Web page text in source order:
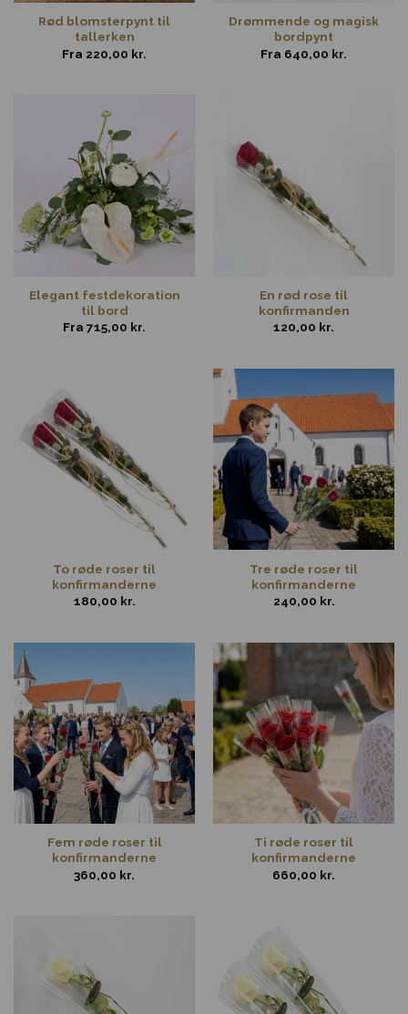
Rød blomsterpynt til
tallerken
Fra 220,00 kr.
Drømmende og magisk
bordpynt
Fra 640,00 kr.
Elegant festdekoration
til bord
Fra 715,00 kr.
En rød rose til
konfirmanden
120,00 kr.
To røde roser til
konfirmanderne
180,00 kr.
Tre røde roser til
konfirmanderne
240,00 kr.
Fem røde roser til
konfirmanderne
360,00 kr.
Ti røde roser til
konfirmanderne
660,00 kr.